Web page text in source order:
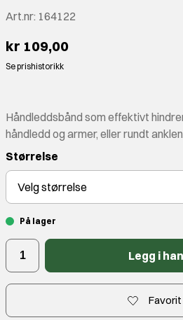
Art.nr: 164122
kr 109,00
Se prishistorikk
Håndleddsbånd som effektivt
håndledd og armer, eller rundt
Størrelse
Velgstørrelse
På lager
Legg i
Favorit